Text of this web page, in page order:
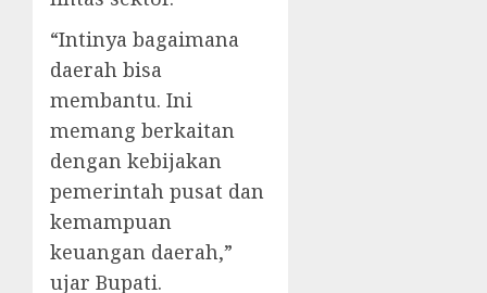
“Intinya bagaimana
daerah bisa
membantu. Ini
memang berkaitan
dengan kebijakan
pemerintah pusat dan
kemampuan
keuangan daerah,”
ujar Bupati.